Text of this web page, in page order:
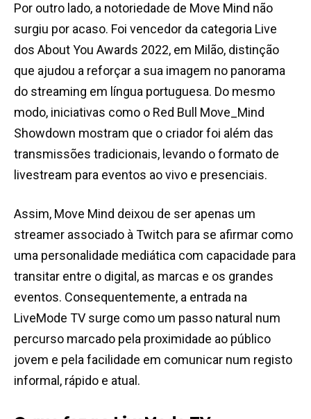
Por outro lado, a notoriedade de Move Mind não
surgiu por acaso. Foi vencedor da categoria Live
dos About You Awards 2022, em Milão, distinção
que ajudou a reforçar a sua imagem no panorama
do streaming em língua portuguesa. Do mesmo
modo, iniciativas como o Red Bull Move_Mind
Showdown mostram que o criador foi além das
transmissões tradicionais, levando o formato de
livestream para eventos ao vivo e presenciais.
Assim, Move Mind deixou de ser apenas um
streamer associado à Twitch para se afirmar como
uma personalidade mediática com capacidade para
transitar entre o digital, as marcas e os grandes
eventos. Consequentemente, a entrada na
LiveMode TV surge como um passo natural num
percurso marcado pela proximidade ao público
jovem e pela facilidade em comunicar num registo
informal, rápido e atual.